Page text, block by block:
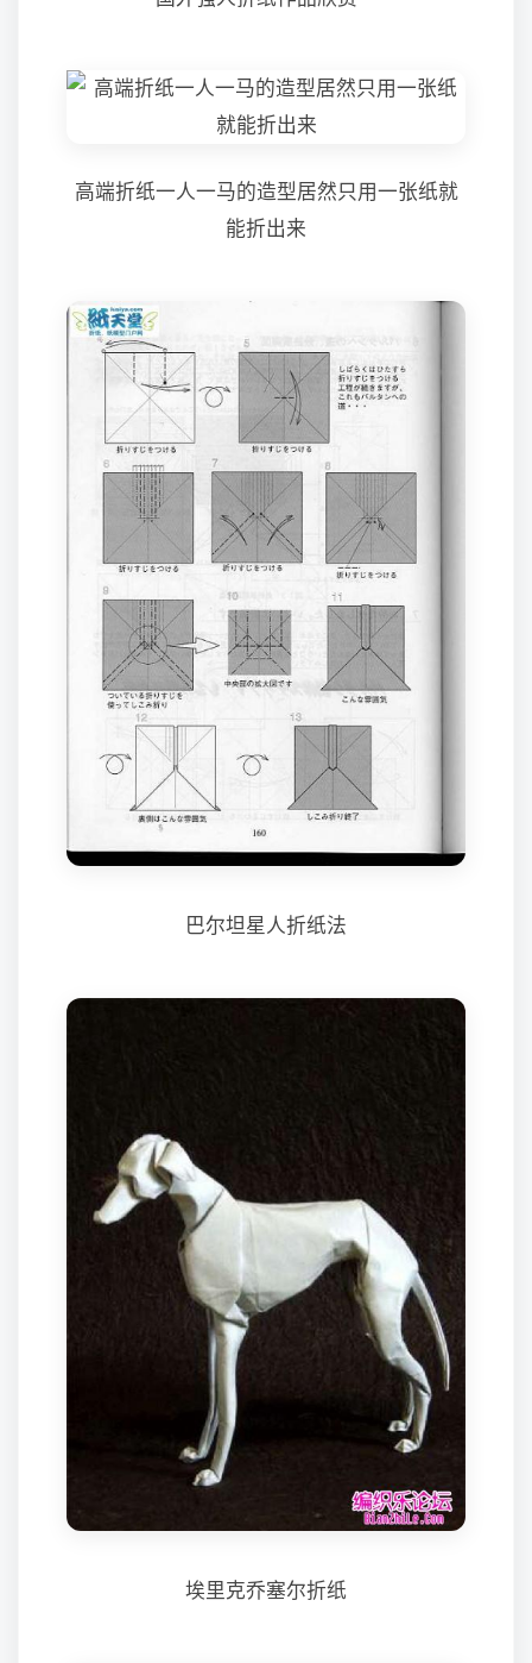
高端折纸一人一马的造型居然只用一张纸就
能折出来
巴尔坦星人折纸法
埃里克乔塞尔折纸